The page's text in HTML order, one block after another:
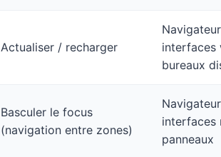
Actualiser / recharger
interfaces
bureaux
Basculer le focus
(navigation entre zones)
interfaces
panneaux